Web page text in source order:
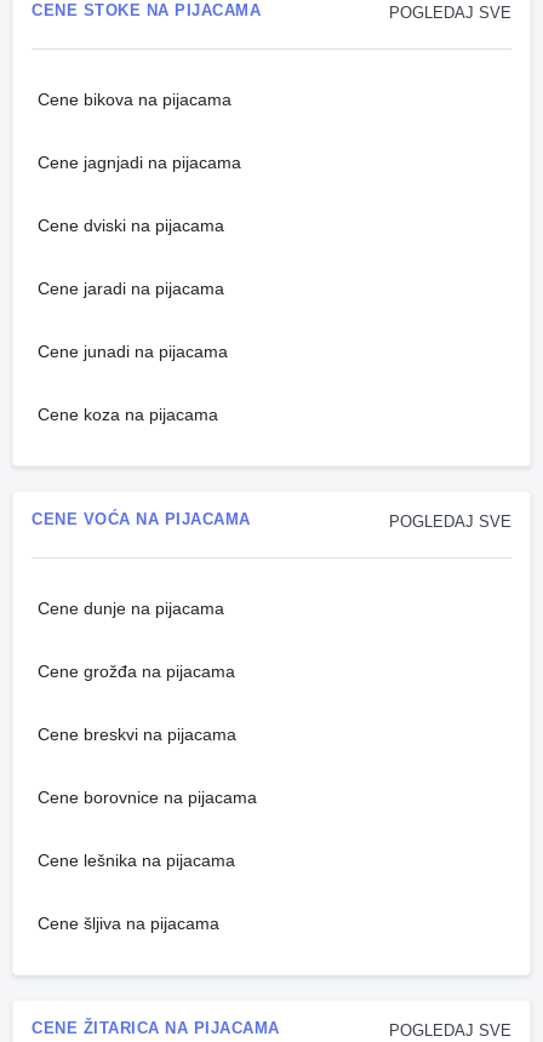
POGLEDAJ SVE
CENE STOKE NA PIJACAMA
Cene bikova na pijacama
Cene jagnjadi na pijacama
Cene dviski na pijacama
Cene jaradi na pijacama
Cene junadi na pijacama
Cene koza na pijacama
POGLEDAJ SVE
CENE VOĆA NA PIJACAMA
Cene dunje na pijacama
Cene grožđa na pijacama
Cene breskvi na pijacama
Cene borovnice na pijacama
Cene lešnika na pijacama
Cene šljiva na pijacama
POGLEDAJ SVE
CENE ŽITARICA NA PIJACAMA